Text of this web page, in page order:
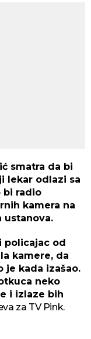
smatra da bi
lekar odlazi sa
bi radio
kamera na
ustanova.
policajac od
kamere, da
je kada izašao.
neko
i izlaze bih
za TV Pink.